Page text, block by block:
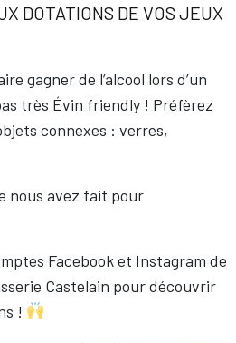
DOTATIONS DE VOS JEUX
gagner de l’alcool lors d’un
très Évin friendly ! Préfèrez
connexes : verres,
nous avez fait pour
Facebook et Instagram de
Castelain pour découvrir
!